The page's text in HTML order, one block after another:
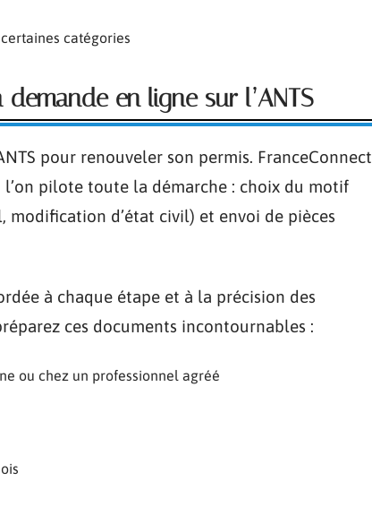
catégories
en ligne sur l’ANTS
pour renouveler son permis. FranceConnect
pilote toute la démarche : choix du motif
d’état civil) et envoi de pièces
à chaque étape et à la précision des
ces documents incontournables :
ou chez un professionnel agréé